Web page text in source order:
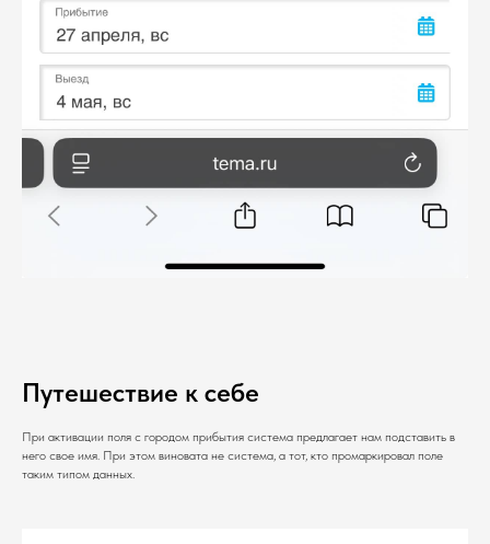
Путешествие к себе
При активации поля с городом прибытия система предлагает нам подставить в
него свое имя. При этом виновата не система, а тот, кто промаркировал поле
таким типом данных.